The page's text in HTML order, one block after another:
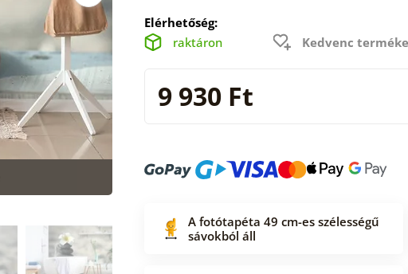
Elérhetőség:
raktáron
Kedvenc
9 930 Ft
A fotótapéta 49 cm-es szélességű
sávokból áll